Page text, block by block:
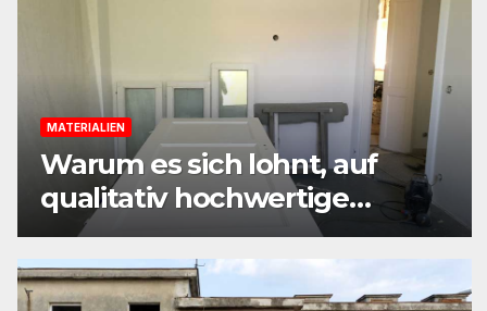
MATERIALIEN
Warum es sich lohnt, auf
qualitativ hochwertige
Baustoffe und Materialien
beim Sanieren zu achten